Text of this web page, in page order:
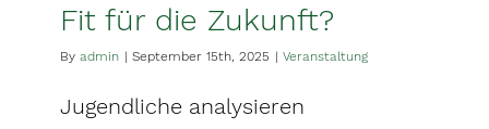
Fit für die Zukunft?
By admin | September 15th, 2025 | Veranstaltung
Jugendliche analysieren